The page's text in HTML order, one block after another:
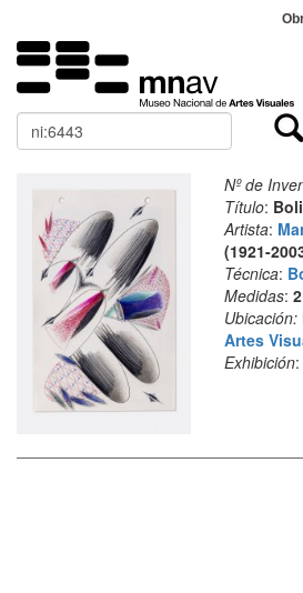
Buscar
Nº de
Título:
Artista:
(1921-
Técnica:
Medidas:
Ubicación:
Artes
Exhibición: